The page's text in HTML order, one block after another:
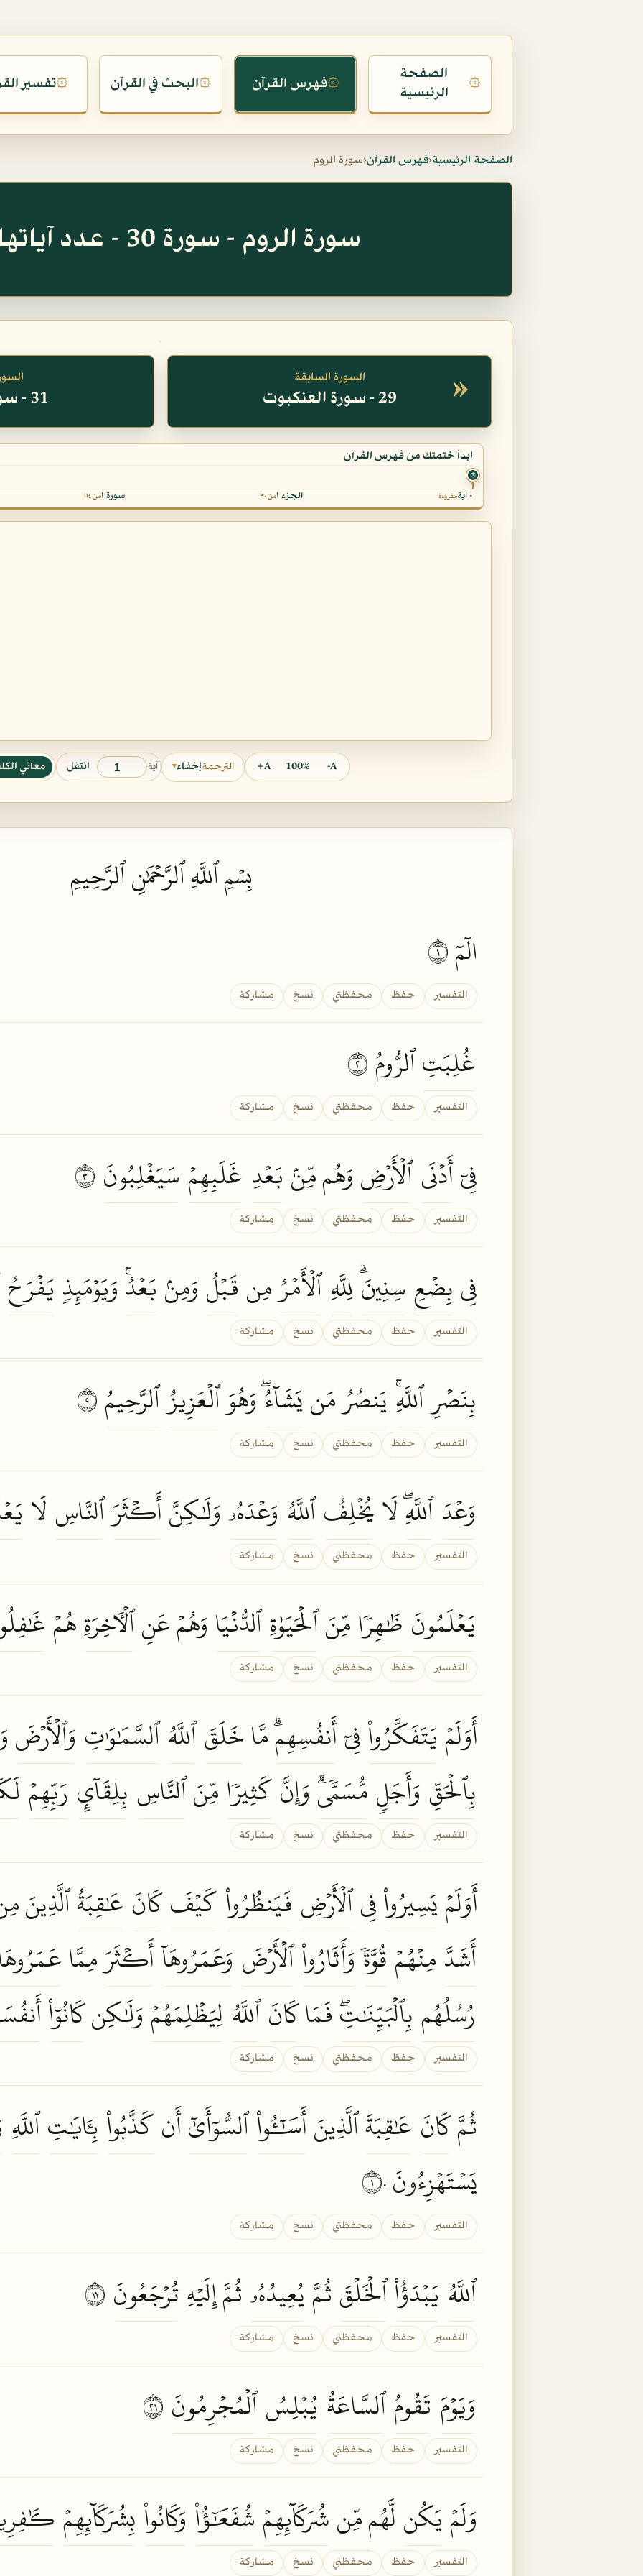
۞
الصفحة
الرئيسية
۞فهرس القرآن ۞البحث في القرآن ۞تفسير
الصفحة الرئيسية‹فهرس القرآن‹سورة الروم
سورة الروم - سورة 30 - عدد آياتها 60
» السورة السابقة
29 - سورة العنكبوت 31 - سورة لقمان
ابدأ ختمتك من فهرس القرآن
۞
٠ آية مقروءة الجزء ١ من ٣٠ سورة ١ من ١١٤
A-
100%
A+ الترجمةإخفاء▾ آية انتقل معاني
بِسۡمِ ٱللَّهِ ٱلرَّحۡمَٰنِ ٱلرَّحِيمِ
الٓمٓ ١
التفسير حفظ محفظتي نسخ مشاركة
غُلِبَتِٱلرُّومُ ٢
التفسير حفظ محفظتي نسخ مشاركة
فِيٓأَدۡنَىٱلۡأَرۡضِوَهُم مِّنۢبَعۡدِ غَلَبِهِمۡسَيَغۡلِبُونَ
التفسير حفظ محفظتي نسخ مشاركة
فِيبِضۡعِسِنِينَۗلِلَّهِٱلۡأَمۡرُمِنقَبۡلُوَمِنۢبَعۡدُۚوَيَوۡمَئِذٖ يَفۡرَحُ
التفسير حفظ محفظتي نسخ مشاركة
بِنَصۡرِٱللَّهِۚيَنصُرُمَنيَشَآءُۖوَهُوَٱلۡعَزِيزُٱلرَّحِيمُ
التفسير حفظ محفظتي نسخ مشاركة
وَعۡدَ ٱللَّهِۖلَايُخۡلِفُٱللَّهُ وَعۡدَهُۥوَلَٰكِنَّأَكۡثَرَٱلنَّاسِلَا
التفسير حفظ محفظتي نسخ مشاركة
يَعۡلَمُونَ ظَٰهِرٗامِّنَٱلۡحَيَوٰةِٱلدُّنۡيَاوَهُمۡ عَنِٱلۡأٓخِرَةِهُمۡ
التفسير حفظ محفظتي نسخ مشاركة
أَوَلَمۡيَتَفَكَّرُواْفِيٓأَنفُسِهِمۗمَّاخَلَقَٱللَّهُٱلسَّمَٰوَٰتِ وَٱلۡأَرۡضَ
بِٱلۡحَقِّ وَأَجَلٖمُّسَمّٗىۗوَإِنَّكَثِيرٗامِّنَٱلنَّاسِ بِلِقَآيِٕ رَبِّهِمۡ
التفسير حفظ محفظتي نسخ مشاركة
أَوَلَمۡيَسِيرُواْفِيٱلۡأَرۡضِ فَيَنظُرُواْكَيۡفَكَانَ عَٰقِبَةُٱلَّذِينَ
أَشَدَّمِنۡهُمۡقُوَّةٗوَأَثَارُواْٱلۡأَرۡضَ وَعَمَرُوهَآأَكۡثَرَمِمَّا
رُسُلُهُمبِٱلۡبَيِّنَٰتِۖفَمَاكَانَٱللَّهُلِيَظۡلِمَهُمۡوَلَٰكِنكَانُوٓاْ
التفسير حفظ محفظتي نسخ مشاركة
ثُمَّكَانَ عَٰقِبَةَٱلَّذِينَأَسَٰٓـُٔواْٱلسُّوٓأَىٰٓأَنكَذَّبُواْ بِـَٔايَٰتِٱللَّهِ
يَسۡتَهۡزِءُونَ ١٠
التفسير حفظ محفظتي نسخ مشاركة
ٱللَّهُ يَبۡدَؤُاْٱلۡخَلۡقَثُمَّيُعِيدُهُۥثُمَّ إِلَيۡهِتُرۡجَعُونَ
التفسير حفظ محفظتي نسخ مشاركة
وَيَوۡمَ تَقُومُٱلسَّاعَةُ يُبۡلِسُٱلۡمُجۡرِمُونَ
التفسير حفظ محفظتي نسخ مشاركة
وَلَمۡيَكُنلَّهُم مِّنشُرَكَآئِهِمۡشُفَعَٰٓؤُاْ وَكَانُواْبِشُرَكَآئِهِمۡ
التفسير حفظ محفظتي نسخ مشاركة